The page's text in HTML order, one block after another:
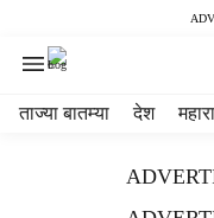
ताज्या बातम्या देश